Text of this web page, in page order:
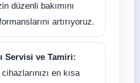
düzenli bakımını
artırıyoruz.
Servisi ve Tamiri:
en kısa